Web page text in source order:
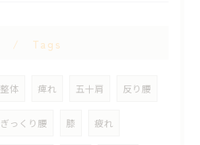
Tags
整体 痺れ 五十肩 反り腰
ぎっくり腰 膝 疲れ